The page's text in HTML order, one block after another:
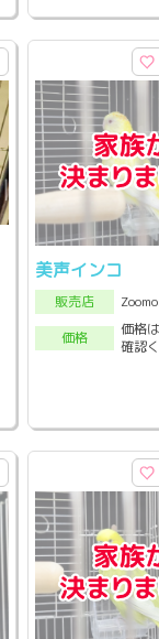
美声インコ
販売店
価格
価格
確認